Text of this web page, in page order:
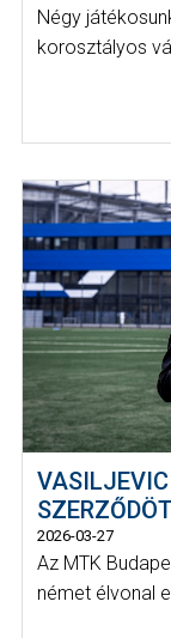
Négy
korosztályos
2026-03-27
Az MTK
német élvonal